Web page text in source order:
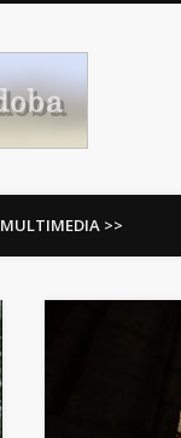
MULTIMEDIA >>